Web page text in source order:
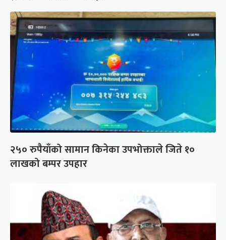
२५० रुपैयाँको सामान किनेका उपभोक्ताले जिते १०
लाखको बम्पर उपहार